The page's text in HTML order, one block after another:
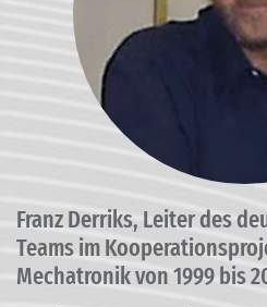
Franz Derriks
Franz Derriks, Leiter des
Teams im
Mechatronik von 1999 bis